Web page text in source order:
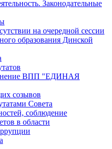
Законодательные
на очередной сессии
образования Динской
ВПП "ЕДИНАЯ
созывов
Совета
соблюдение
в области